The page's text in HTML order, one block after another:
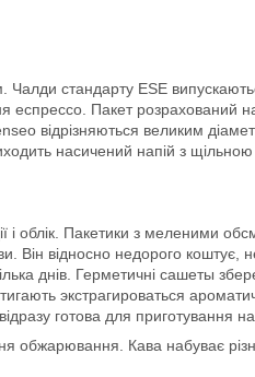
Чалди стандарту ESE
еспрессо. Пакет
відрізняються великим
насичений напій з
і облік. Пакетики з меленими
відносно недорого коштує,
днів. Герметичні сашеты
экстрагироваться
готова для приготування
обжарювання. Кава набуває